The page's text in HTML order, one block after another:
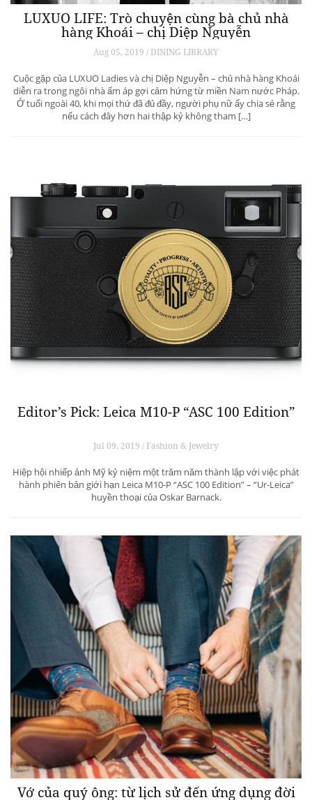
LUXUO LIFE: Trò chuyện cùng bà chủ nhà
hàng Khoái – chị Diệp Nguyễn
Aug 05, 2019 / DINING LIBRARY
Cuộc gặp của LUXUO Ladies và chị Diệp Nguyễn – chủ nhà hàng Khoái
diễn ra trong ngôi nhà ấm áp gợi cảm hứng từ miền Nam nước Pháp.
Ở tuổi ngoài 40, khi mọi thứ đã đủ đầy, người phụ nữ ấy chia sẻ rằng
nếu cách đây hơn hai thập kỷ không tham […]
Editor’s Pick: Leica M10-P “ASC 100 Edition”
Jul 09, 2019 / Fashion & Jewelry
Hiệp hội nhiếp ảnh Mỹ kỷ niệm một trăm năm thành lập với việc phát
hành phiên bản giới hạn Leica M10-P “ASC 100 Edition” – “Ur-Leica”
huyền thoại của Oskar Barnack.
Vớ của quý ông: từ lịch sử đến ứng dụng đời